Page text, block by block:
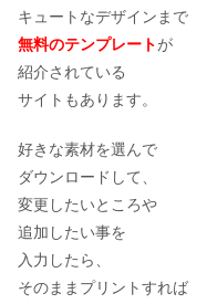
キュートなデザインまで
無料のテンプレートが
紹介されている
サイトもあります。
好きな素材を選んで
ダウンロードして、
変更したいところや
追加したい事を
入力したら、
そのままプリントすれば